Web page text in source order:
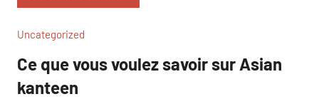
Uncategorized
Ce que vous voulez savoir sur Asian
kanteen